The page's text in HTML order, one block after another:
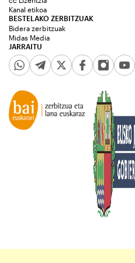
JARRAITU
Kanal etikoa
BESTELAKO ZERBITZUAK
Bidera zerbitzuak
Midas Media